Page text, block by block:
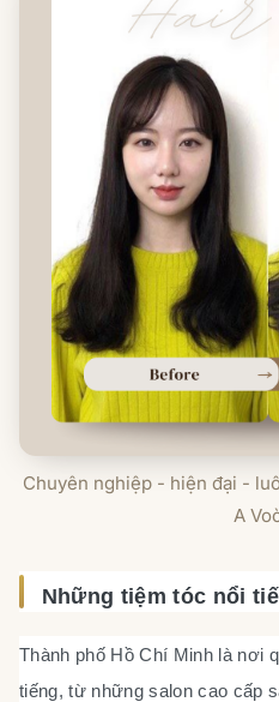
Chuyên nghiệp - hiện đại -
A
Những tiệm tóc nổi
Thành phố Hồ Chí Minh là nơi
tiếng, từ những salon cao cấp